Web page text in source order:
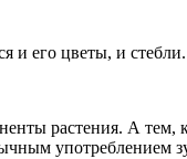
и его цветы, и стебли.
растения. А тем,
употреблением